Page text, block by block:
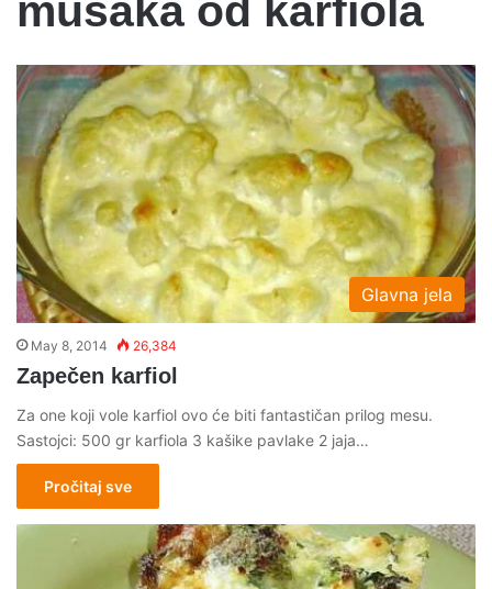
musaka od karfiola
Glavna jela
May 8, 2014 26,384
Zapečen karfiol
Za one koji vole karfiol ovo će biti fantastičan prilog mesu.
Sastojci: 500 gr karfiola 3 kašike pavlake 2 jaja…
Pročitaj sve